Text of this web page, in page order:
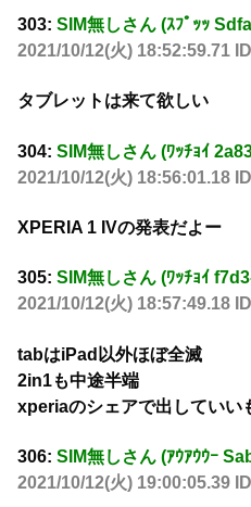
303: SIM無しさん (ｽﾌﾟｯｯ
2021/10/12(火) 18:52:59.71
タブレットは来て欲しい
304: SIM無しさん (ﾜｯﾁｮｲ
2021/10/12(火) 18:56:01.18
XPERIA 1 IVの発表だよー
305: SIM無しさん (ﾜｯﾁｮｲ
2021/10/12(火) 18:57:49.18
tabはiPad以外ほぼ全滅
2in1も中途半端
xperiaのシェアで出していい
306: SIM無しさん (ｱｳｱｳｳｰ
2021/10/12(火) 19:00:05.39